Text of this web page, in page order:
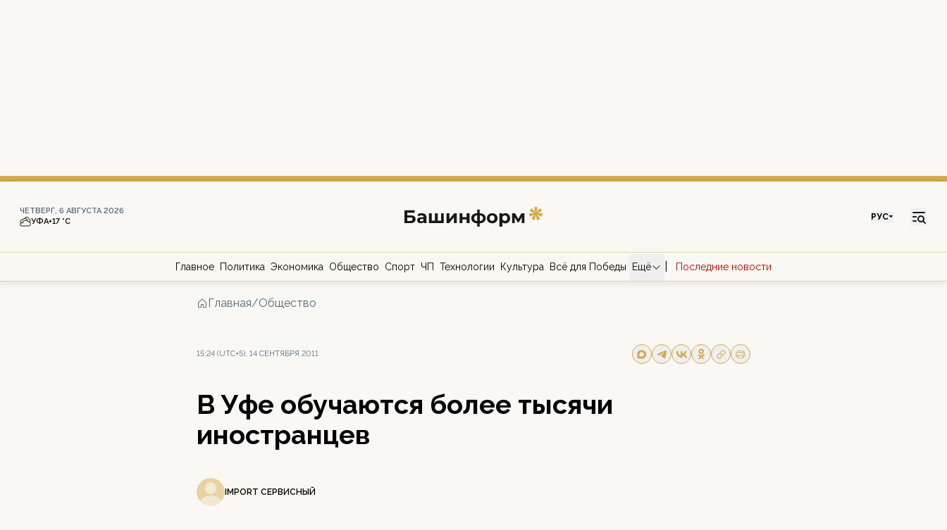
ЧЕТВЕРГ, 6 АВГУСТА 2026
УФА+17 °С РУС
Главное Политика Экономика Общество Спорт ЧП Технологии Культура Всё для Победы Ещё Последние новости
Главная/Общество
15:24 (UTC+5), 14 СЕНТЯБРЯ 2011
В Уфе обучаются более тысячи
иностранцев
IMPORT СЕРВИСНЫЙ